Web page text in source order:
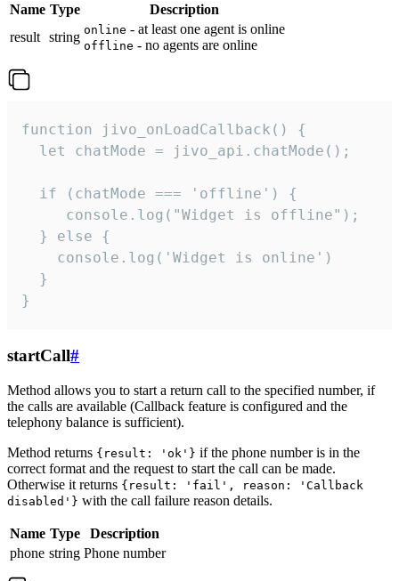
Name Type
Description
result string online - at least one agent is online
offline - no agents are online
function jivo_onLoadCallback() {
  let chatMode = jivo_api.chatMode();
  if (chatMode === 'offline') {
     console.log("Widget is offline");
  } else {
    console.log('Widget is online')
  }
}
startCall#
Method allows you to start a return call to the specified number, if
the calls are available (Callback feature is configured and the
telephony balance is sufficient).
Method returns {result: 'ok'} if the phone number is in the
correct format and the request to start the call can be made.
Otherwise it returns {result: 'fail', reason: 'Callback
disabled'} with the call failure reason details.
Name Type
Description
phone string Phone number